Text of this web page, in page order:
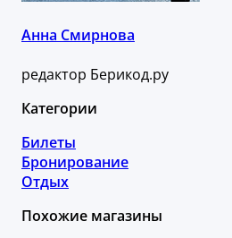
Анна Смирнова
редактор Берикод.ру
Категории
Билеты
Бронирование
Отдых
Похожие магазины